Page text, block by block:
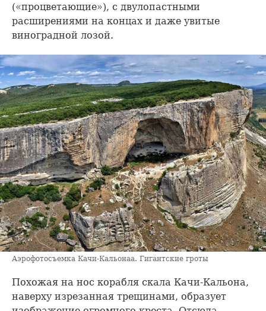
(«процветающие»), с двулопастными
расширениями на концах и даже увитые
виноградной лозой.
Аэрофотосъемка Качи-Кальонаа. Гигантские гроты
Похожая на нос корабля скала Качи-Кальона,
наверху изрезанная трещинами, образует